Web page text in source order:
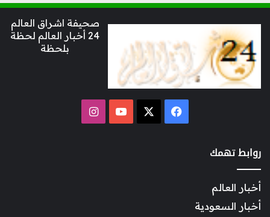
صحيفة اشراق العالم
24 أخبار العالم لحظة
بلحظة
فيسبوك ‫YouTubeانستقرام
روابط تهمك
أخبار العالم
أخبار السعودية